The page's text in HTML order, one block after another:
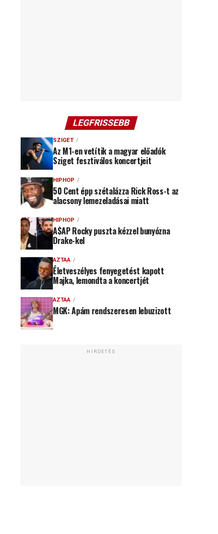
LEGFRISSEBB
SZIGET
Az M1-en vetítik a magyar előadók
Sziget fesztiválos koncertjeit
HIPHOP
50 Cent épp szétalázza Rick Ross-t az
alacsony lemezeladásai miatt
HIPHOP
A$AP Rocky puszta kézzel bunyózna
Drake-kel
AZTAA
Életveszélyes fenyegetést kapott
Majka, lemondta a koncertjét
AZTAA
MGK: Apám rendszeresen lebuzizott
HIRDETÉS